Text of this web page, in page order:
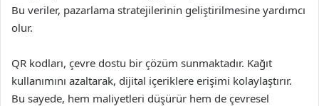
Bu veriler, pazarlama stratejilerinin geliştirilmesine yardımcı
olur.
QR kodları, çevre dostu bir çözüm sunmaktadır. Kağıt
kullanımını azaltarak, dijital içeriklere erişimi kolaylaştırır.
Bu sayede, hem maliyetleri düşürür hem de çevresel